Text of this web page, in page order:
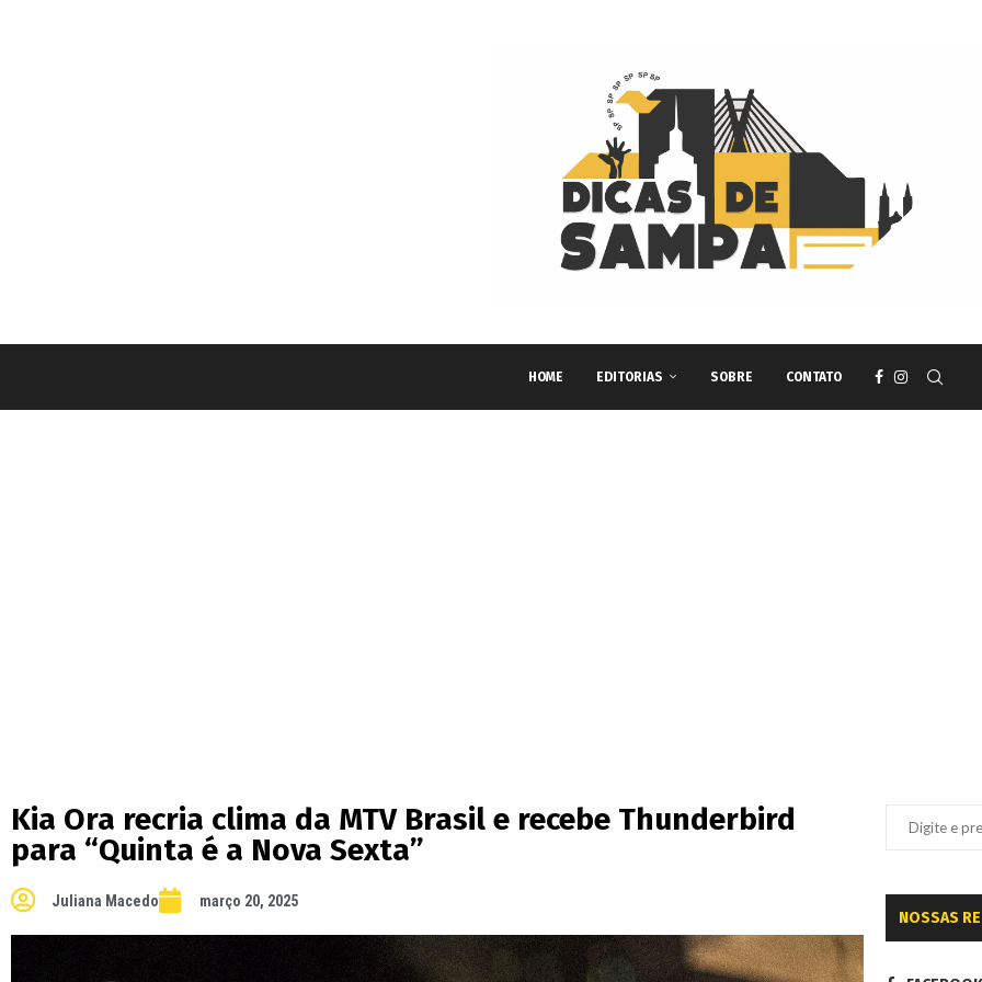
HOME EDITORIAS SOBRE CONTATO
Kia Ora recria clima da MTV Brasil e recebe Thunderbird
para “Quinta é a Nova Sexta”
Juliana Macedo março 20, 2025
NOSSAS